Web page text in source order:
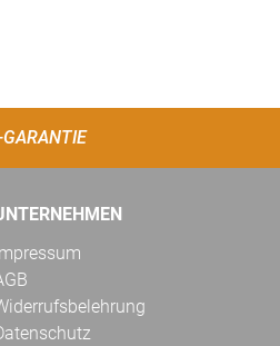
GARANTIE